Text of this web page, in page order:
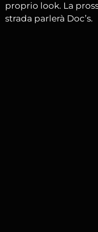
proprio look. La
strada parlerà Doc’s.